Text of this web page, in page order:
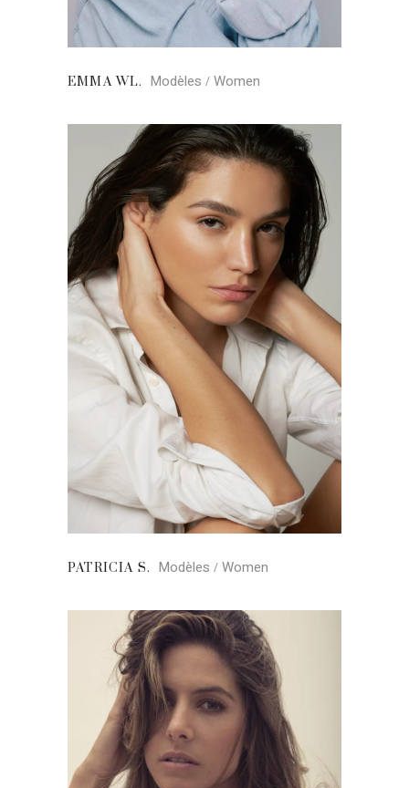
EMMA WL. Modèles Women
PATRICIA S. Modèles Women